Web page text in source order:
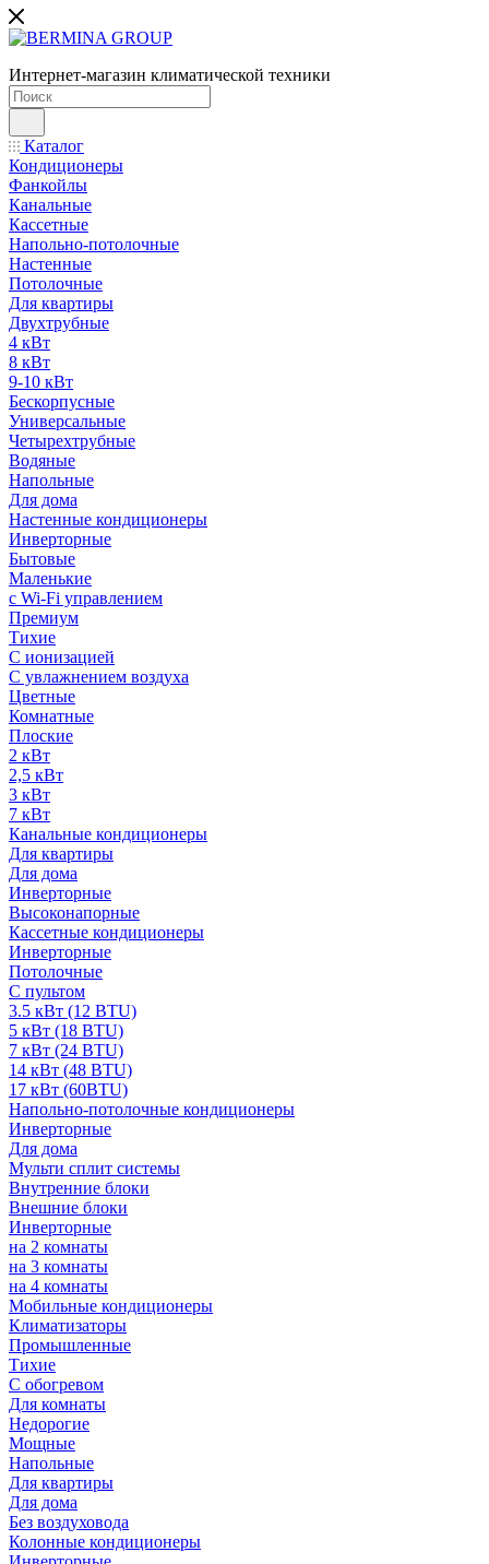
Интернет-магазин климатической техники
Каталог
Кондиционеры
Фанкойлы
Канальные
Кассетные
Напольно-потолочные
Настенные
Потолочные
Для квартиры
Двухтрубные
4 кВт
8 кВт
9-10 кВт
Бескорпусные
Универсальные
Четырехтрубные
Водяные
Напольные
Для дома
Настенные кондиционеры
Инверторные
Бытовые
Маленькие
с Wi-Fi управлением
Премиум
Тихие
С ионизацией
С увлажнением воздуха
Цветные
Комнатные
Плоские
2 кВт
2,5 кВт
3 кВт
7 кВт
Канальные кондиционеры
Для квартиры
Для дома
Инверторные
Высоконапорные
Кассетные кондиционеры
Инверторные
Потолочные
С пультом
3.5 кВт (12 BTU)
5 кВт (18 BTU)
7 кВт (24 BTU)
14 кВт (48 BTU)
17 кВт (60BTU)
Напольно-потолочные кондиционеры
Инверторные
Для дома
Мульти сплит системы
Внутренние блоки
Внешние блоки
Инверторные
на 2 комнаты
на 3 комнаты
на 4 комнаты
Мобильные кондиционеры
Климатизаторы
Промышленные
Тихие
С обогревом
Для комнаты
Недорогие
Мощные
Напольные
Для квартиры
Для дома
Без воздуховода
Колонные кондиционеры